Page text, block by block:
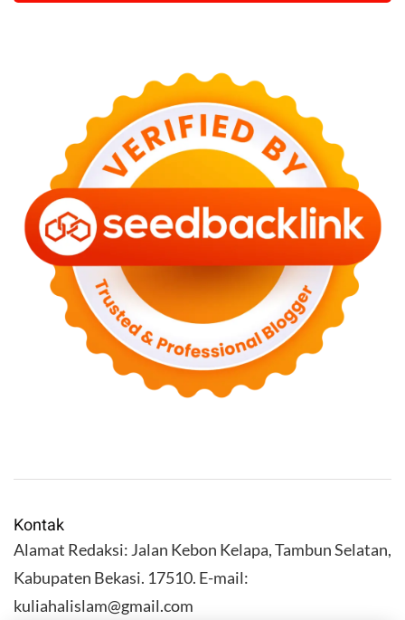
Kontak
Alamat Redaksi: Jalan Kebon Kelapa, Tambun Selatan,
Kabupaten Bekasi. 17510. E-mail:
kuliahalislam@gmail.com